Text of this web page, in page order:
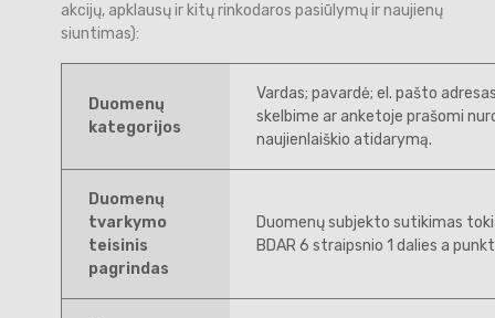
akcijų, apklausų ir kitų rinkodaros pasiūlymų ir naujienų
siuntimas):
Duomenų
kategorijos
Vardas; pavardė; el. pašto
skelbime ar anketoje prašomi
naujienlaiškio atidarymą.
Duomenų
tvarkymo
teisinis
pagrindas
Duomenų subjekto sutikimas
BDAR 6 straipsnio 1 dalies a